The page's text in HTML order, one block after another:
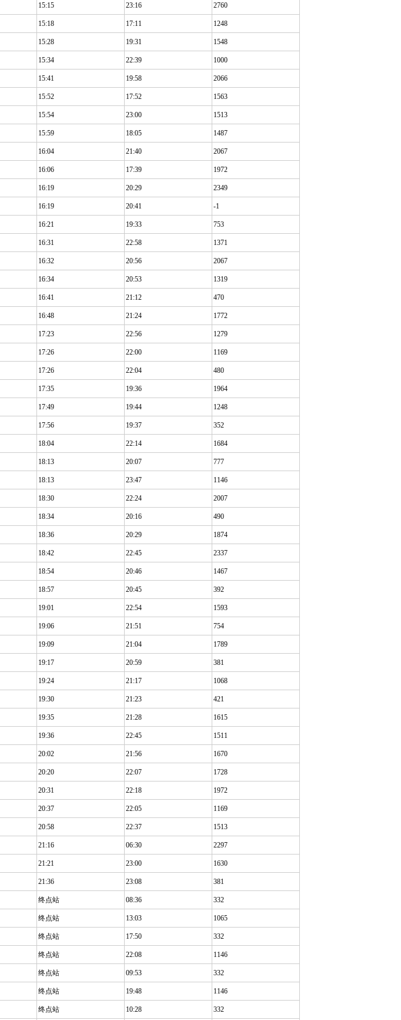
15:15 23:16 2760
15:18 17:11 1248
15:28 19:31 1548
15:34 22:39 1000
15:41 19:58 2066
15:52 17:52 1563
15:54 23:00 1513
15:59 18:05 1487
16:04 21:40 2067
16:06 17:39 1972
16:19 20:29 2349
16:19 20:41 -1
16:21 19:33 753
16:31 22:58 1371
16:32 20:56 2067
16:34 20:53 1319
16:41 21:12 470
16:48 21:24 1772
17:23 22:56 1279
17:26 22:00 1169
17:26 22:04 480
17:35 19:36 1964
17:49 19:44 1248
17:56 19:37 352
18:04 22:14 1684
18:13 20:07 777
18:13 23:47 1146
18:30 22:24 2007
18:34 20:16 490
18:36 20:29 1874
18:42 22:45 2337
18:54 20:46 1467
18:57 20:45 392
19:01 22:54 1593
19:06 21:51 754
19:09 21:04 1789
19:17 20:59 381
19:24 21:17 1068
19:30 21:23 421
19:35 21:28 1615
19:36 22:45 1511
20:02 21:56 1670
20:20 22:07 1728
20:31 22:18 1972
20:37 22:05 1169
20:58 22:37 1513
21:16 06:30 2297
21:21 23:00 1630
21:36 23:08 381
终点站 08:36 332
终点站 13:03 1065
终点站 17:50 332
终点站 22:08 1146
终点站 09:53 332
终点站 19:48 1146
终点站 10:28 332